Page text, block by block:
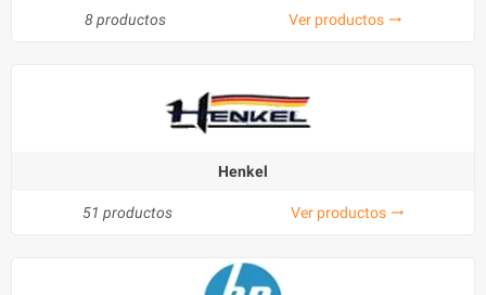
8 productos Ver productos trending_flat
Henkel
51 productos Ver productos trending_flat